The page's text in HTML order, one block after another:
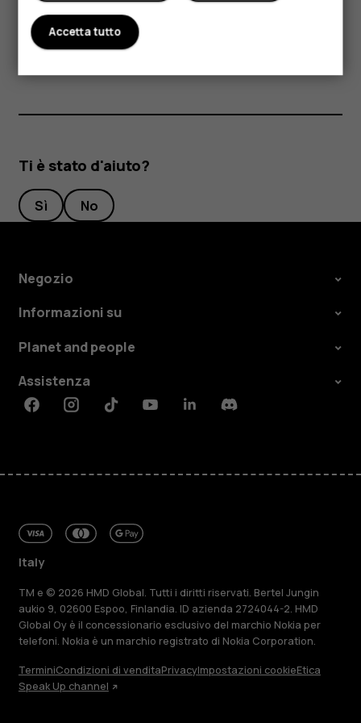
oscurarsi. In caso di malfunzionamento del dispositivo,
rivolgersi al centro di assistenza tecnica qualificato più
vicino.
Ti è stato d'aiuto?
Sì No
Negozio
Informazioni su
Planet and people
Assistenza
FacebookInstagramTiktokYoutubeLinkedinDiscord
Italy
TM e © 2026 HMD Global. Tutti i diritti riservati. Bertel Jungin
aukio 9, 02600 Espoo, Finlandia. ID azienda 2724044-2. HMD
Global Oy è il concessionario esclusivo del marchio Nokia per
telefoni. Nokia è un marchio registrato di Nokia Corporation.
TerminiCondizioni di venditaPrivacyImpostazioni cookieEtica
Speak Up channel
Accetta tutto